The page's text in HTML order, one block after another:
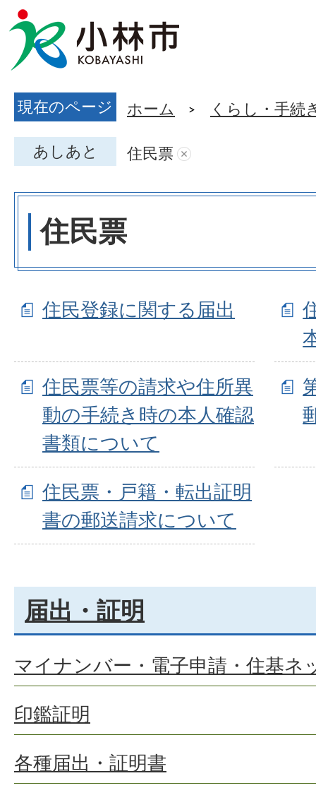
現在のページ ホーム くらし・手続
あしあと 住民票
住民票
住民登録に関する届出
住民票等の請求や住所異
動の手続き時の本人確認
書類について
住民票・戸籍・転出証明
書の郵送請求について
届出・証明
マイナンバー・電子申請・住基ネ
印鑑証明
各種届出・証明書